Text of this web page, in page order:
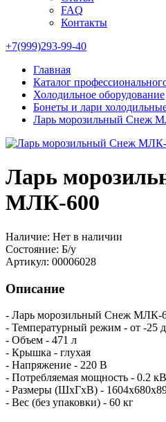
FAQ
Контакты
+7(999)293-99-40
Главная
Каталог
Холодильное оборудование
Бонеты и лари
Ларь морозильный Снеж
Ларь
МЛК-600
Наличие: Нет в наличии
Состояние: Б/у
Артикул: 00006028
Описание
- Ларь морозильный Снеж МЛК-
- Температурный режим - от -25
- Объем - 471 л
- Крышка - глухая
- Напряжение - 220 В
- Потребляемая мощность - 0.2
- Размеры (ШхГхВ) -
- Вес (без упаковки) - 60 кг